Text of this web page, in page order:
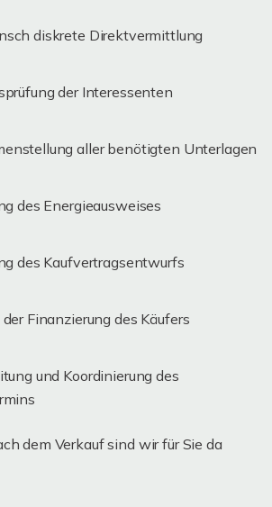
diskrete Direktvermittlung
der Interessenten
aller benötigten Unterlagen
des Energieausweises
des Kaufvertragsentwurfs
Finanzierung des Käufers
und Koordinierung des
dem Verkauf sind wir für Sie da